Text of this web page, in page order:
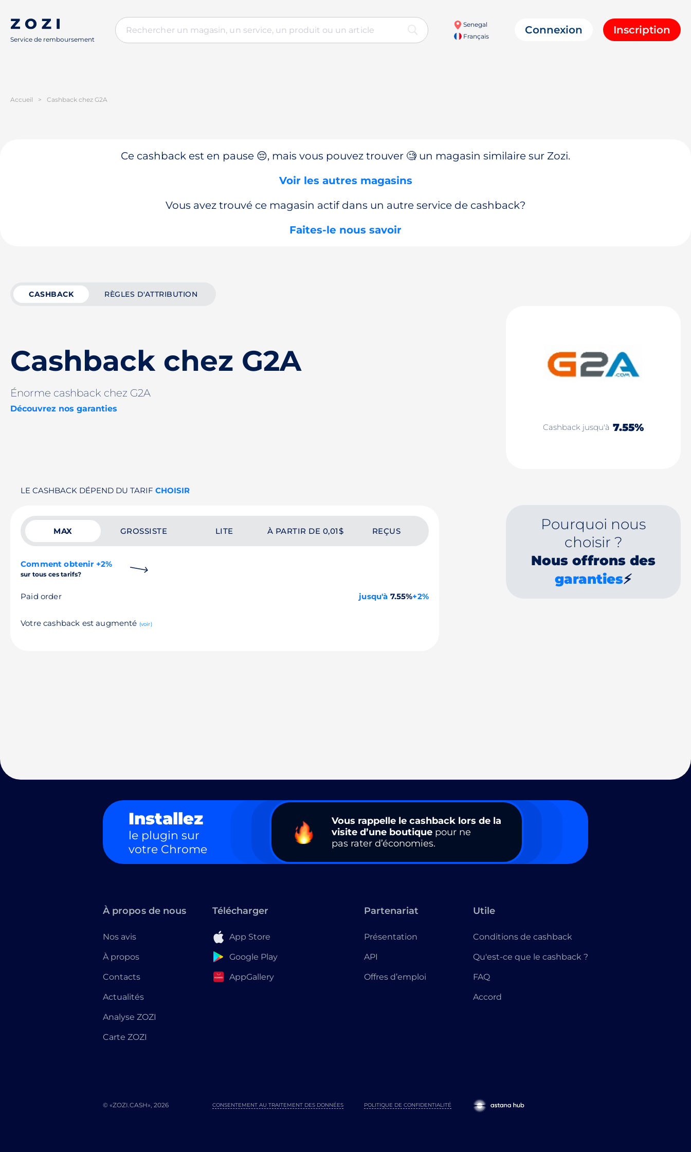
Service de remboursement
Senegal
Français
Connexion Inscription
Accueil > Cashback chez G2A
Ce cashback est en pause 😔, mais vous pouvez trouver 🧐 un magasin similaire sur Zozi.
Voir les autres magasins
Vous avez trouvé ce magasin actif dans un autre service de cashback?
Faites-le nous savoir
CASHBACK RÈGLES D'ATTRIBUTION
Cashback chez G2A
Énorme cashback chez G2A
Découvrez nos garanties
Cashback jusqu'à 7.55%
LE CASHBACK DÉPEND DU TARIF CHOISIR
MAX GROSSISTE LITE À PARTIR DE 0,01$ REÇUS
Comment obtenir +2%
sur tous ces tarifs?
Paid order jusqu'à 7.55%+2%
Votre cashback est augmenté (voir)
Pourquoi nous
choisir ?
Nous offrons des
garanties⚡
Installez
le plugin sur
votre Chrome
Vous rappelle le cashback lors de la
visite d’une boutique pour ne
pas rater d’économies.
À propos de nous
Nos avis
À propos
Contacts
Actualités
Analyse ZOZI
Carte ZOZI
Télécharger
App Store
Google Play
AppGallery
Partenariat
Présentation
API
Offres d’emploi
Utile
Conditions de cashback
Qu'est-ce que le cashback ?
FAQ
Accord
© «ZOZI.CASH», 2026 POLITIQUE DE CONFIDENTIALITÉ
CONSENTEMENT AU TRAITEMENT DES DONNÉES